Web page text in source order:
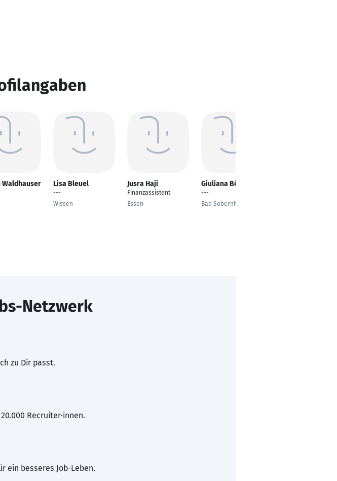
Waldhauser Lisa Bleuel
---
Wissen
Jusra Haji
Finanzassistent
Essen
Giuliana Börkei
---
Bad Sobernheim
Netzwerk
zu Dir passt.
Recruiter·innen.
ein besseres Job-Leben.